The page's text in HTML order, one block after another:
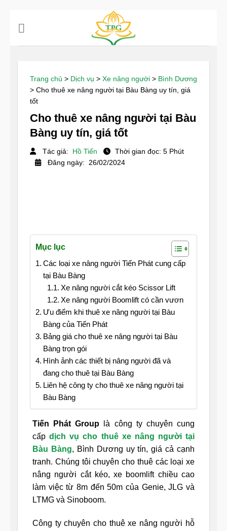
Trang chủ > Dịch vụ > Xe nâng người > Bình Dương
> Cho thuê xe nâng người tại Bàu Bàng uy tín, giá
tốt
Cho thuê xe nâng người tại Bàu
Bàng uy tín, giá tốt
Tác giả: Hồ Tiến
Thời gian đọc: 5 Phút
Đăng ngày: 26/02/2024
Mục lục
Các loại xe nâng người Tiến Phát cung cấp
tại Bàu Bàng
Xe nâng người cắt kéo Scissor Lift
Xe nâng người Boomlift có cần vươn
Ưu điểm khi thuê xe nâng người tại Bàu
Bàng của Tiến Phát
Bảng giá cho thuê xe nâng người tại Bàu
Bàng trọn gói
Hình ảnh các thiết bị nâng người đã và
đang cho thuê tại Bàu Bàng
Liên hệ công ty cho thuê xe nâng người tại
Bàu Bàng
Tiến Phát Group là công ty chuyên cung
cấpdịch vụ cho thuê xe nâng người tại
Bàu Bàng, Bình Dương uy tín, giá cả cạnh
tranh. Chúng tôi chuyên cho thuê các loại xe
nâng người cắt kéo, xe boomlift chiều cao
làm việc từ 8m đến 50m của Genie, JLG và
LTMG và Sinoboom.
Công ty chuyên cho thuê xe nâng người hỗ